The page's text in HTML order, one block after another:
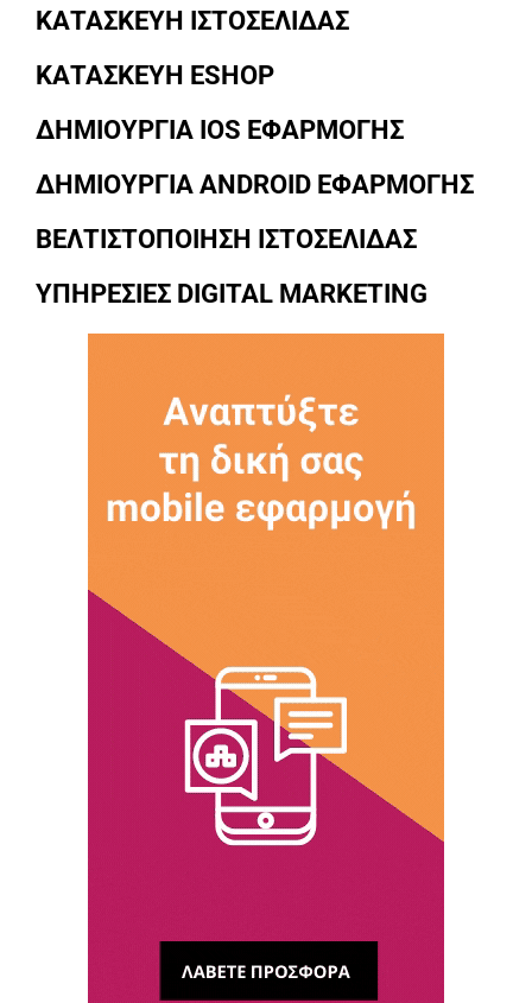
ΚΑΤΑΣΚΕΥΗ ΙΣΤΟΣΕΛΙΔΑΣ
ΚΑΤΑΣΚΕΥΗ ESHOP
ΔΗΜΙΟΥΡΓΙΑ IOS ΕΦΑΡΜΟΓΗΣ
ΔΗΜΙΟΥΡΓΙΑ ANDROID ΕΦΑΡΜΟΓΗΣ
ΒΕΛΤΙΣΤΟΠΟΙΗΣΗ ΙΣΤΟΣΕΛΙΔΑΣ
ΥΠΗΡΕΣΙΕΣ DIGITAL MARKETING